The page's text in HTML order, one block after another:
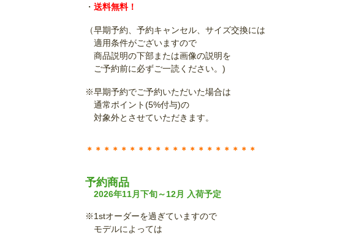
・ 送料無料！
（早期予約、予約キャンセル、サイズ交換には
適用条件がございますので
商品説明の下部または画像の説明を
ご予約前に必ずご一読ください。)
※早期予約でご予約いただいた場合は
通常ポイント(5%付与)の
対象外とさせていただきます。
＊＊＊＊＊＊＊＊＊＊＊＊＊＊＊＊＊＊＊＊
予約商品
2026年11月下旬～12月 入荷予定
※1stオーダーを過ぎていますので
モデルによっては